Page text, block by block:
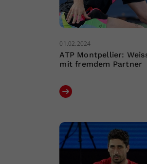
01.02.2024
ATP Montpellier:
mit fremdem Partner